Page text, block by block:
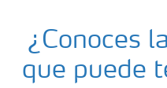
¿Conoces
que puede